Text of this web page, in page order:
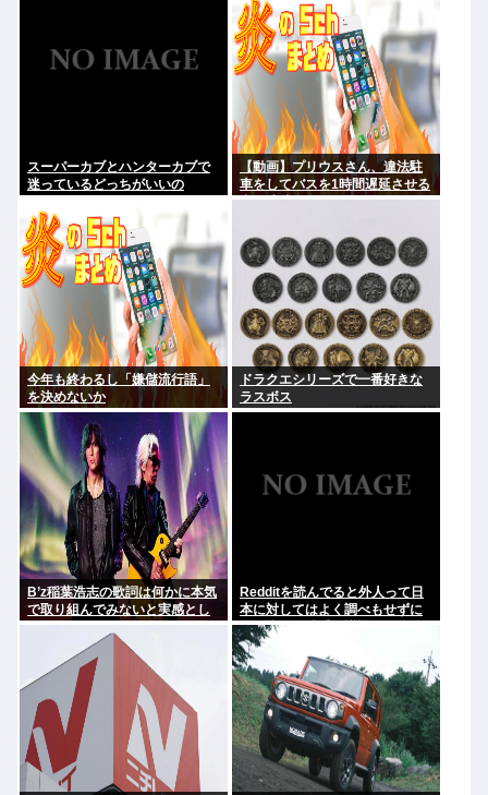
スーパーカブとハンターカブで
迷っているどっちがいいの
【動画】プリウスさん、違法駐
車をしてバスを1時間遅延させる
事に成功してしまうwww
今年も終わるし「嫌儲流行語」
を決めないか
ドラクエシリーズで一番好きな
ラスボス
B’z稲葉浩志の歌詞は何かに本気
で取り組んでみないと実感とし
てわからない
Redditを読んでると外人って日
本に対してはよく調べもせずに
思い込みで勝手に議論してるよ
な